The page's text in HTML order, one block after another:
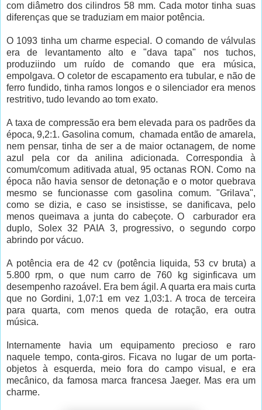
com diâmetro dos cilindros 58 mm. Cada motor tinha suas
diferenças que se traduziam em maior potência.
O 1093 tinha um charme especial. O comando de válvulas
era de levantamento alto e "dava tapa" nos tuchos,
produziindo um ruído de comando que era música,
empolgava. O coletor de escapamento era tubular, e não de
ferro fundido, tinha ramos longos e o silenciador era menos
restritivo, tudo levando ao tom exato.
A taxa de compressão era bem elevada para os padrões da
época, 9,2:1. Gasolina comum, chamada então de amarela,
nem pensar, tinha de ser a de maior octanagem, de nome
azul pela cor da anilina adicionada. Correspondia à
comum/comum aditivada atual, 95 octanas RON. Como na
época não havia sensor de detonação e o motor quebrava
mesmo se funcionasse com gasolina comum. "Grilava",
como se dizia, e caso se insistisse, se danificava, pelo
menos queimava a junta do cabeçote. O carburador era
duplo, Solex 32 PAIA 3, progressivo, o segundo corpo
abrindo por vácuo.
A potência era de 42 cv (potência liquida, 53 cv bruta) a
5.800 rpm, o que num carro de 760 kg siginficava um
desempenho razoável. Era bem ágil. A quarta era mais curta
que no Gordini, 1,07:1 em vez 1,03:1. A troca de terceira
para quarta, com menos queda de rotação, era outra
música.
Internamente havia um equipamento precioso e raro
naquele tempo, conta-giros. Ficava no lugar de um porta-
objetos à esquerda, meio fora do campo visual, e era
mecânico, da famosa marca francesa Jaeger. Mas era um
charme.